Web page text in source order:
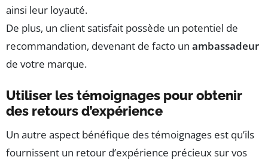
ainsi leur loyauté.
De plus, un client satisfait possède un potentiel de
recommandation, devenant de facto un ambassadeur
de votre marque.
Utiliser les témoignages pour obtenir
des retours d’expérience
Un autre aspect bénéfique des témoignages est qu’ils
fournissent un retour d’expérience précieux sur vos